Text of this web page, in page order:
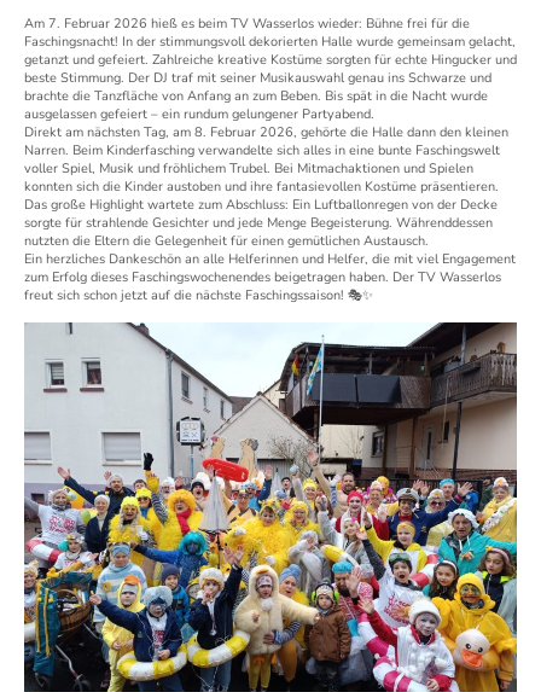
Am 7. Februar 2026 hieß es beim TV Wasserlos wieder: Bühne frei für die
Faschingsnacht! In der stimmungsvoll dekorierten Halle wurde gemeinsam gelacht,
getanzt und gefeiert. Zahlreiche kreative Kostüme sorgten für echte Hingucker und
beste Stimmung. Der DJ traf mit seiner Musikauswahl genau ins Schwarze und
brachte die Tanzfläche von Anfang an zum Beben. Bis spät in die Nacht wurde
ausgelassen gefeiert – ein rundum gelungener Partyabend.
Direkt am nächsten Tag, am 8. Februar 2026, gehörte die Halle dann den kleinen
Narren. Beim Kinderfasching verwandelte sich alles in eine bunte Faschingswelt
voller Spiel, Musik und fröhlichem Trubel. Bei Mitmachaktionen und Spielen
konnten sich die Kinder austoben und ihre fantasievollen Kostüme präsentieren.
Das große Highlight wartete zum Abschluss: Ein Luftballonregen von der Decke
sorgte für strahlende Gesichter und jede Menge Begeisterung. Währenddessen
nutzten die Eltern die Gelegenheit für einen gemütlichen Austausch.
Ein herzliches Dankeschön an alle Helferinnen und Helfer, die mit viel Engagement
zum Erfolg dieses Faschingswochenendes beigetragen haben. Der TV Wasserlos
freut sich schon jetzt auf die nächste Faschingssaison! 🎭✨